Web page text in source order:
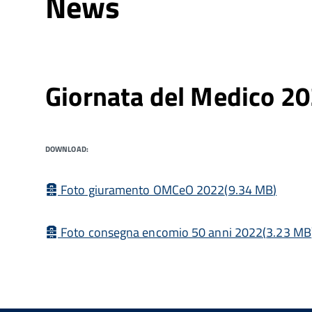
Giornata del Medico
DOWNLOAD:
Archivia
Foto giuramento OMCeO 2022(9.34 MB)
Archivia
Foto consegna encomio 50 anni 2022(3.23 MB